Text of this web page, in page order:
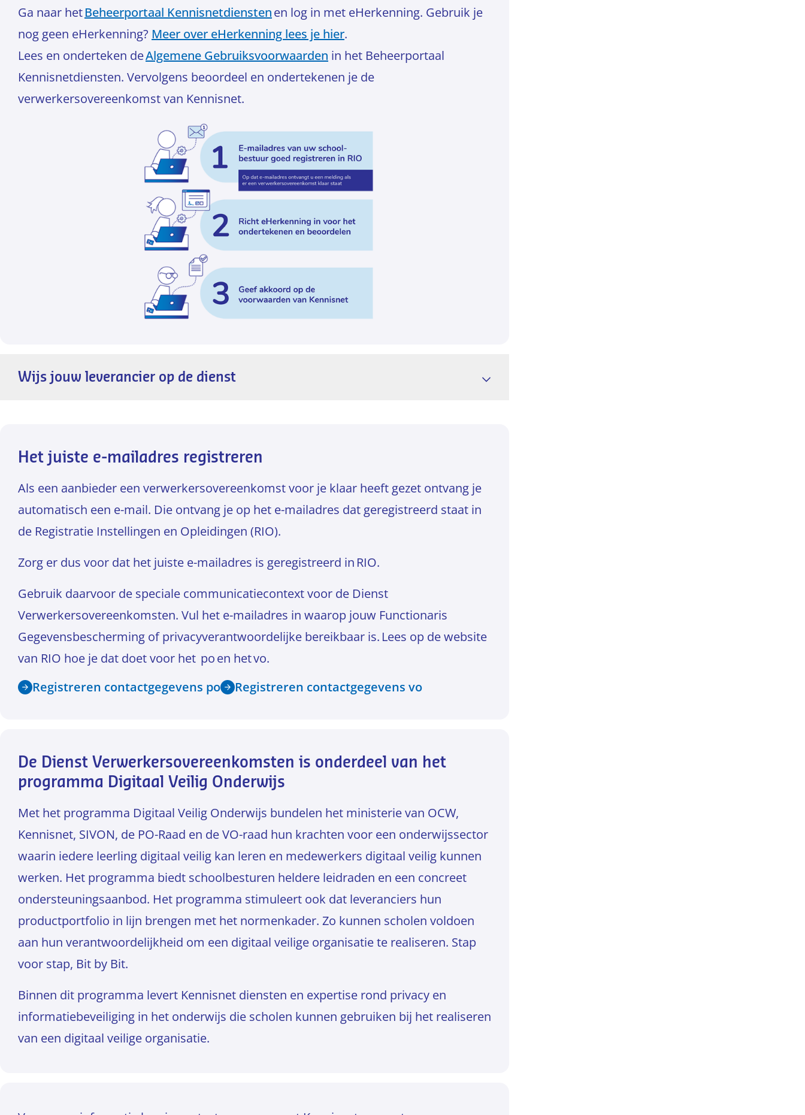
Ga naar hetBeheerportaal Kennisnetdienstenen log in met eHerkenning. Gebruik je
nog geen eHerkenning? Meer over eHerkenning lees je hier.
Lees en onderteken deAlgemene Gebruiksvoorwaarden in het Beheerportaal
Kennisnetdiensten. Vervolgens beoordeel en ondertekenen je de
verwerkersovereenkomst van Kennisnet.
Wijs jouw leverancier op de dienst
Verwerkersovereenkomsten. Je kunt onderstaand bericht downloaden en gebruiken
Bericht schoolbestuur aan leverancier(odt, 9,4KB)
Het juiste e-mailadres registreren
Als een aanbieder een verwerkersovereenkomst voor je klaar heeft gezet ontvang je
automatisch een e-mail. Die ontvang je op het e-mailadres dat geregistreerd staat in
de Registratie Instellingen en Opleidingen (RIO).
Zorg er dus voor dat het juiste e-mailadres is geregistreerd in RIO.
Gebruik daarvoor de speciale communicatiecontext voor de Dienst
Verwerkersovereenkomsten. Vul het e-mailadres in waarop jouw Functionaris
Gegevensbescherming of privacyverantwoordelijke bereikbaar is. Lees op de website
van RIO hoe je dat doet voor het po en het vo.
Registreren contactgegevens po
Registreren contactgegevens vo
De Dienst Verwerkersovereenkomsten is onderdeel van het
programma Digitaal Veilig Onderwijs
Met het programma Digitaal Veilig Onderwijs bundelen het ministerie van OCW,
Kennisnet, SIVON, de PO-Raad en de VO-raad hun krachten voor een onderwijssector
waarin iedere leerling digitaal veilig kan leren en medewerkers digitaal veilig kunnen
werken. Het programma biedt schoolbesturen heldere leidraden en een concreet
ondersteuningsaanbod. Het programma stimuleert ook dat leveranciers hun
productportfolio in lijn brengen met het normenkader. Zo kunnen scholen voldoen
aan hun verantwoordelijkheid om een digitaal veilige organisatie te realiseren. Stap
voor stap, Bit by Bit.
Binnen dit programma levert Kennisnet diensten en expertise rond privacy en
informatiebeveiliging in het onderwijs die scholen kunnen gebruiken bij het realiseren
van een digitaal veilige organisatie.